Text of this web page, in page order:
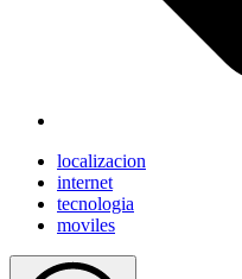
localizacion
internet
tecnologia
moviles